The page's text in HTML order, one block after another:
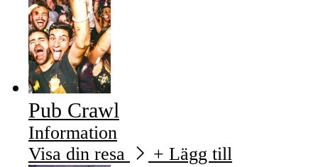
Pub Crawl
Information
Visa din resa
+ Lägg till